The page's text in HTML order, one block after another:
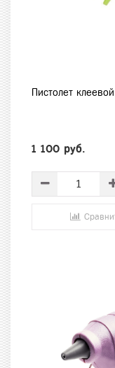
Пистолет
1 100 руб.